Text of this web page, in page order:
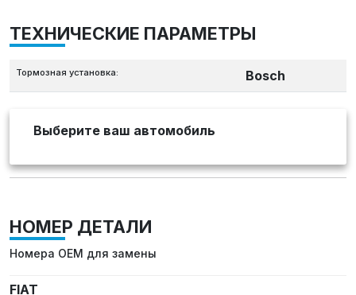
ТЕХНИЧЕСКИЕ ПАРАМЕТРЫ
Тормозная установка: Bosch
Выберите ваш автомобиль
НОМЕР ДЕТАЛИ
Номера OEM для замены
FIAT